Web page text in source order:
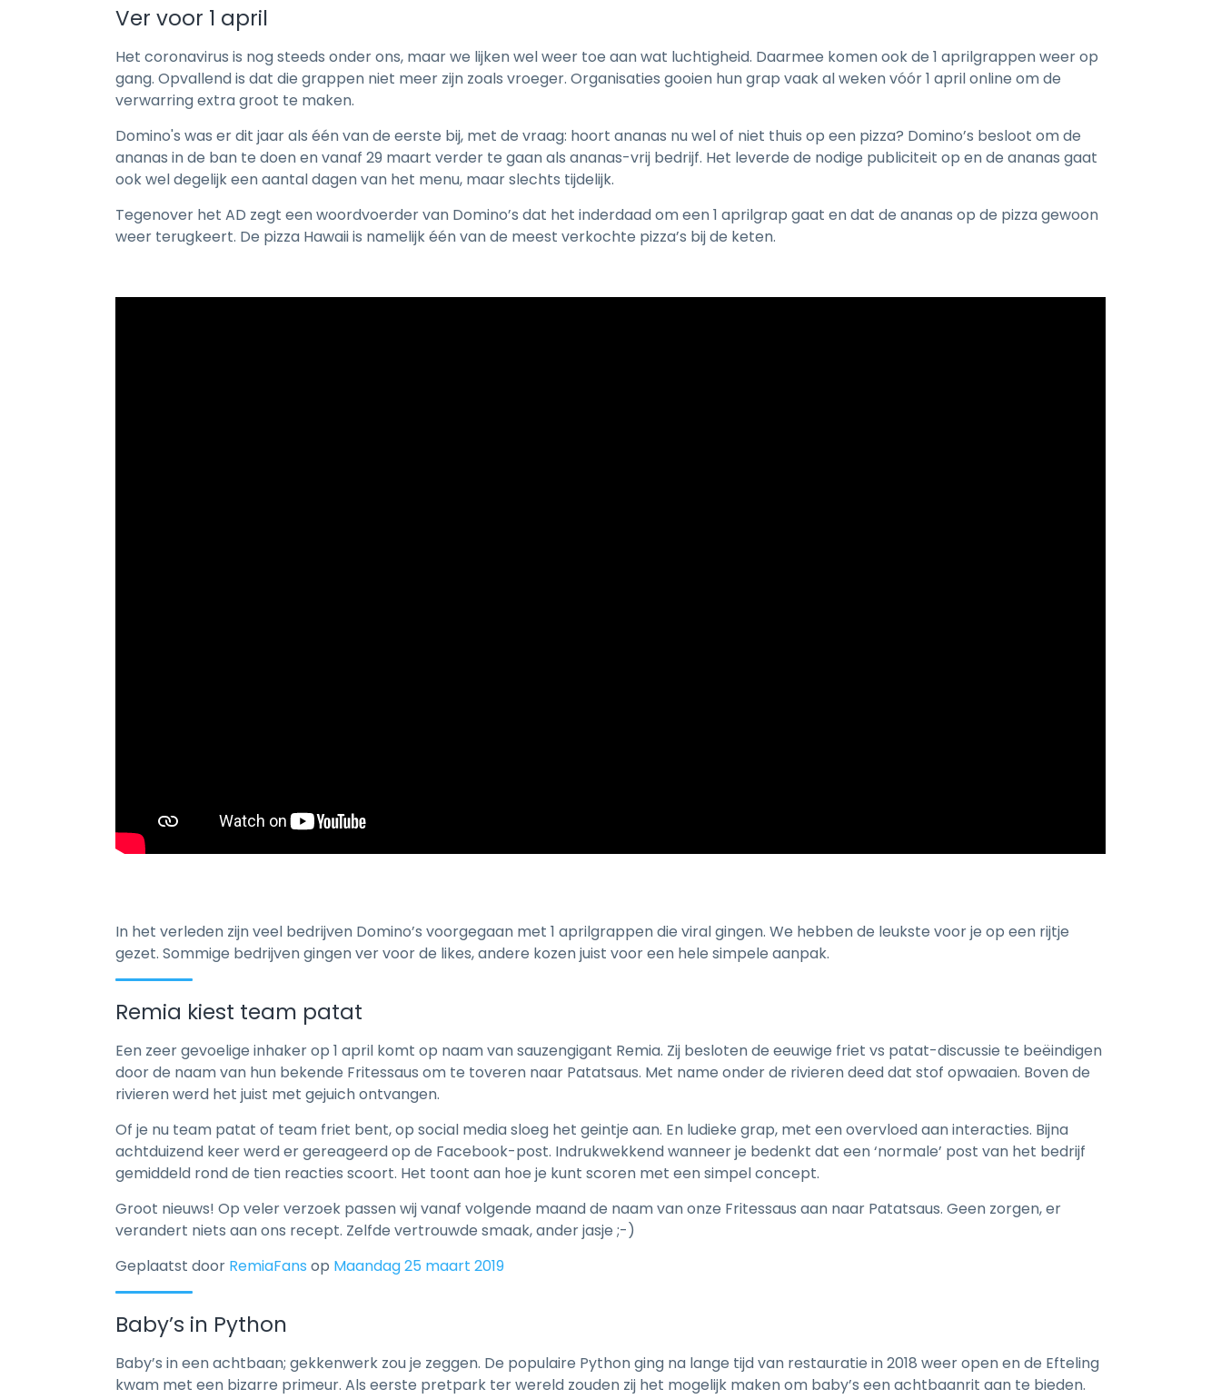
Ver voor 1 april
Het coronavirus is nog steeds onder ons, maar we lijken wel weer toe aan wat luchtigheid. Daarmee komen ook de 1 aprilgrappen weer op
gang. Opvallend is dat die grappen niet meer zijn zoals vroeger. Organisaties gooien hun grap vaak al weken vóór 1 april online om de
verwarring extra groot te maken.
Domino's was er dit jaar als één van de eerste bij, met de vraag: hoort ananas nu wel of niet thuis op een pizza? Domino’s besloot om de
ananas in de ban te doen en vanaf 29 maart verder te gaan als ananas-vrij bedrijf. Het leverde de nodige publiciteit op en de ananas gaat
ook wel degelijk een aantal dagen van het menu, maar slechts tijdelijk.
Tegenover het AD zegt een woordvoerder van Domino’s dat het inderdaad om een 1 aprilgrap gaat en dat de ananas op de pizza gewoon
weer terugkeert. De pizza Hawaii is namelijk één van de meest verkochte pizza’s bij de keten.
In het verleden zijn veel bedrijven Domino’s voorgegaan met 1 aprilgrappen die viral gingen. We hebben de leukste voor je op een rijtje
gezet. Sommige bedrijven gingen ver voor de likes, andere kozen juist voor een hele simpele aanpak.
Remia kiest team patat
Een zeer gevoelige inhaker op 1 april komt op naam van sauzengigant Remia. Zij besloten de eeuwige friet vs patat-discussie te beëindigen
door de naam van hun bekende Fritessaus om te toveren naar Patatsaus. Met name onder de rivieren deed dat stof opwaaien. Boven de
rivieren werd het juist met gejuich ontvangen.
Of je nu team patat of team friet bent, op social media sloeg het geintje aan. En ludieke grap, met een overvloed aan interacties. Bijna
achtduizend keer werd er gereageerd op de Facebook-post. Indrukwekkend wanneer je bedenkt dat een ‘normale’ post van het bedrijf
gemiddeld rond de tien reacties scoort. Het toont aan hoe je kunt scoren met een simpel concept.
Groot nieuws! Op veler verzoek passen wij vanaf volgende maand de naam van onze Fritessaus aan naar Patatsaus. Geen zorgen, er
verandert niets aan ons recept. Zelfde vertrouwde smaak, ander jasje ;-)
Geplaatst door RemiaFans op Maandag 25 maart 2019
Baby’s in Python
Baby’s in een achtbaan; gekkenwerk zou je zeggen. De populaire Python ging na lange tijd van restauratie in 2018 weer open en de Efteling
kwam met een bizarre primeur. Als eerste pretpark ter wereld zouden zij het mogelijk maken om baby’s een achtbaanrit aan te bieden.